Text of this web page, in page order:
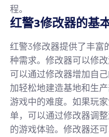
程。
红警3修改器的基
红警3修改器提供了丰富
种需求。修改器可以修
可以通过修改器增加自
加轻松地建造基地和生
游戏中的难度。如果玩
单，可以通过修改器调
的游戏体验。修改器还